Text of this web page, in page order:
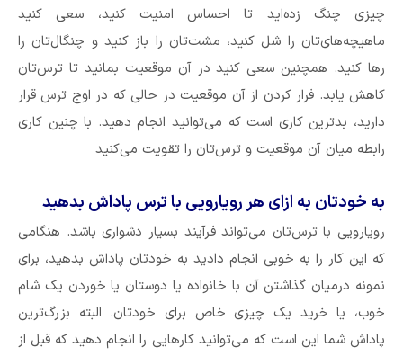
چیزی چنگ زده‌اید تا احساس امنیت کنید، سعی کنید
ماهیچه‌های‌تان را شل کنید، مشت‌تان را باز کنید و چنگال‌تان را‌‌‌
رها کنید. همچنین سعی کنید در آن موقعیت بمانید تا ترس‌تان
کاهش یابد. فرار کردن از آن موقعیت در حالی که در اوج ترس قرار
دارید، بد‌ترین کاری است که می‌توانید انجام دهید. با چنین کاری
رابطه میان آن موقعیت و ترس‌تان را تقویت می‌کنید
به خود‌تان به ازای هر رویارویی با ترس پاداش بدهید
رویارویی با ترس‌تان می‌تواند فرآیند بسیار دشواری باشد. هنگامی
که این کار را به خوبی انجام دادید به خود‌تان پاداش بدهید، برای
نمونه درمیان گذاشتن آن با خانواده یا دوستان یا خوردن یک شام
خوب، یا خرید یک چیزی خاص برای خود‌تان. البته بزرگ‌ترین
پاداش شما این است که می‌توانید کارهایی را انجام دهید که قبل از